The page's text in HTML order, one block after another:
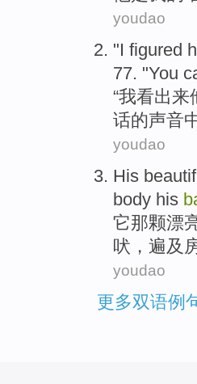
youdao
"I figured
77. "You
“我看出来
话的声音
youdao
His
body his
它那颗漂
吠 ，遍及
youdao
更多双语例